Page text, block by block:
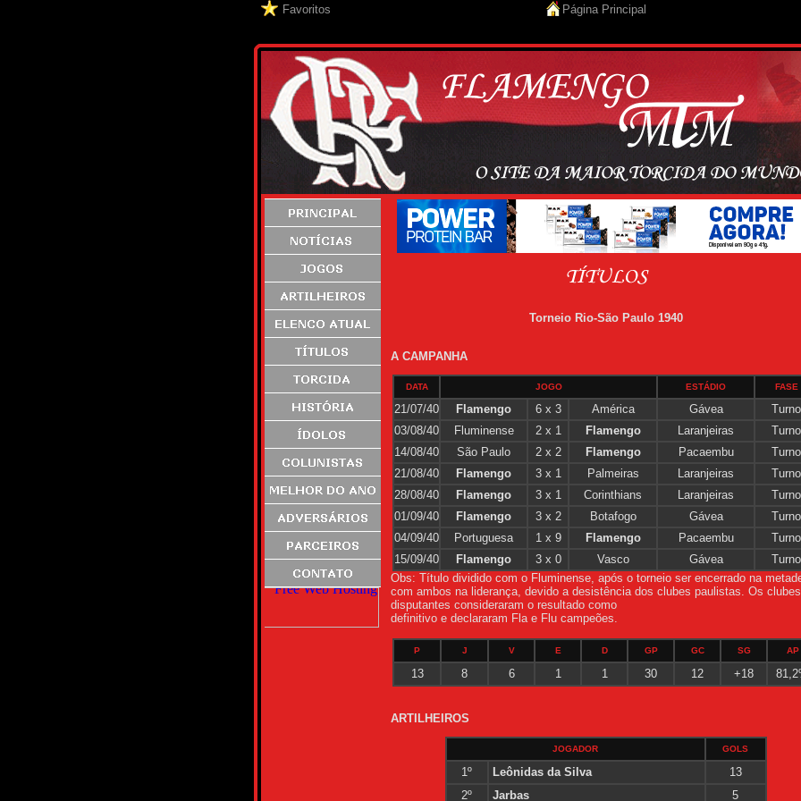
Favoritos Página Principal
Torneio Rio-São Paulo 1940
A CAMPANHA
DATA JOGO ESTÁDIO FASE
21/07/40 Flamengo 6 x 3 América Gávea
Turno
03/08/40
Fluminense 2 x 1 Flamengo Laranjeiras
Turno
14/08/40
São Paulo 2 x 2 Flamengo Pacaembu
Turno
21/08/40
Flamengo 3 x 1 Palmeiras Laranjeiras
Turno
28/08/40
Flamengo 3 x 1 Corinthians Laranjeiras
Turno
01/09/40
Flamengo 3 x 2 Botafogo Gávea
Turno
04/09/40
Portuguesa 1 x 9 Flamengo Pacaembu
Turno
15/09/40
Flamengo 3 x 0 Vasco Gávea
Turno
Obs: Título dividido com o Fluminense, após o torneio ser encerrado na
com ambos na liderança, devido a desistência dos clubes paulistas. Os clubes
disputantes consideraram o resultado como
definitivo e declararam Fla e Flu campeões.
P J V E D GP GC SG AP
13 8 6 1 1 30 12 +18
ARTILHEIROS
JOGADOR GOLS
1º Leônidas da Silva
13
2º
Jarbas 5